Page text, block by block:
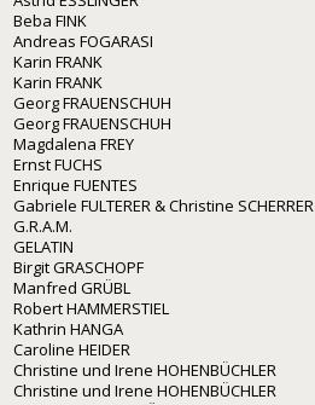
Beba FINK
Andreas FOGARASI
Karin FRANK
Karin FRANK
Georg FRAUENSCHUH
Georg FRAUENSCHUH
Magdalena FREY
Ernst FUCHS
Enrique FUENTES
Gabriele FULTERER & Christine SCHERRER
G.R.A.M.
GELATIN
Birgit GRASCHOPF
Manfred GRÜBL
Robert HAMMERSTIEL
Kathrin HANGA
Caroline HEIDER
Christine und Irene HOHENBÜCHLER
Christine und Irene HOHENBÜCHLER